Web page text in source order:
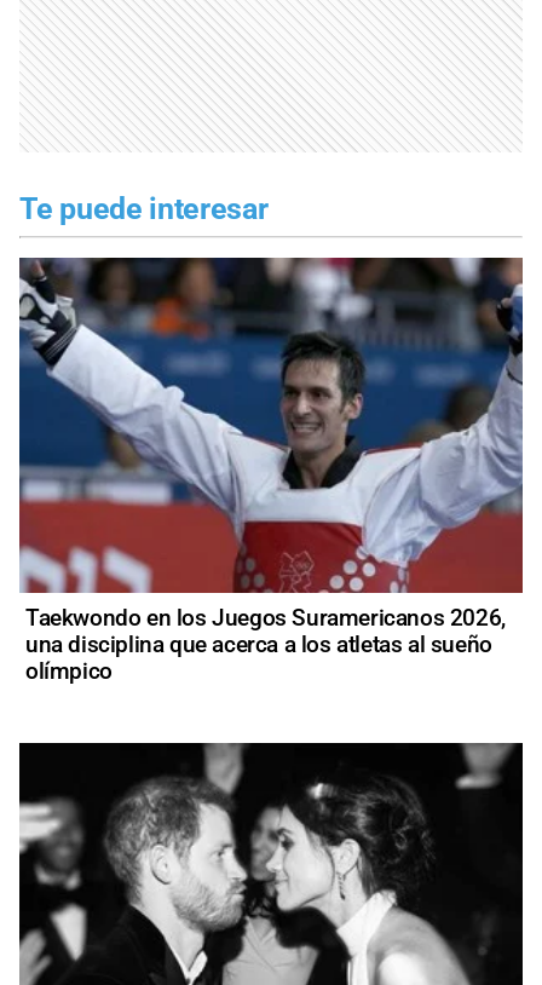
Te puede interesar
Taekwondo en los Juegos Suramericanos 2026,
una disciplina que acerca a los atletas al sueño
olímpico